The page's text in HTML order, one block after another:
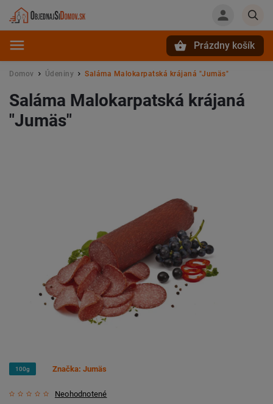
Prázdny košík
Domov / Údeniny / Saláma Malokarpatská krájaná "Jumäs"
Saláma Malokarpatská krájaná
"Jumäs"
100g
Neohodnotené
Značka: Jumäs